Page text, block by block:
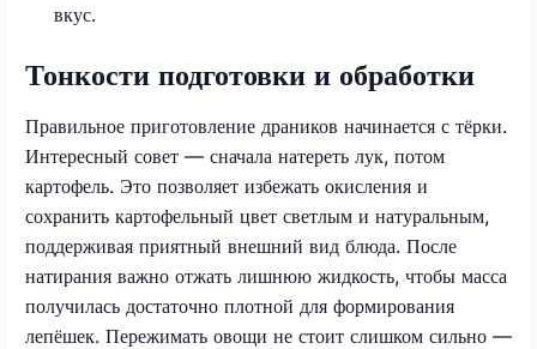
вкус.
Тонкости подготовки и обработки
Правильное приготовление драников начинается с тёрки.
Интересный совет — сначала натереть лук, потом
картофель. Это позволяет избежать окисления и
сохранить картофельный цвет светлым и натуральным,
поддерживая приятный внешний вид блюда. После
натирания важно отжать лишнюю жидкость, чтобы масса
получилась достаточно плотной для формирования
лепёшек. Пережимать овощи не стоит слишком сильно —